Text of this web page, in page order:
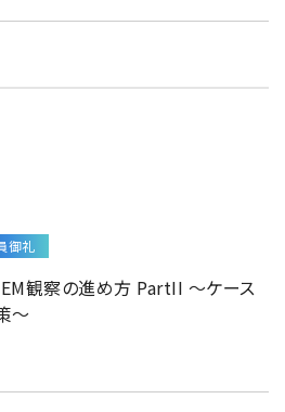
御礼
観察の進め方 PartII ～ケース
～